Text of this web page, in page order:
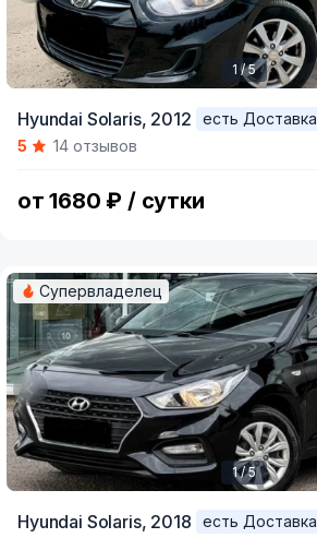
of
1 / 5
Hyundai Solaris, 2012
есть Доставка
5
14 отзывов
от 1680 ₽ / сутки
Супервладелец
1 / 5
Hyundai Solaris, 2018
есть Доставка